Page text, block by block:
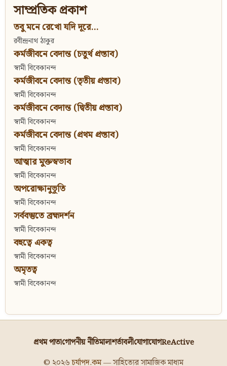
সাম্প্রতিক প্রকাশ
তবু মনে রেখো যদি দূরে...
রবীন্দ্রনাথ ঠাকুর
কর্মজীবনে বেদান্ত (চতুর্থ প্রস্তাব)
স্বামী বিবেকানন্দ
কর্মজীবনে বেদান্ত (তৃতীয় প্রস্তাব)
স্বামী বিবেকানন্দ
কর্মজীবনে বেদান্ত (দ্বিতীয় প্রস্তাব)
স্বামী বিবেকানন্দ
কর্মজীবনে বেদান্ত (প্রথম প্রস্তাব)
স্বামী বিবেকানন্দ
আত্মার মুক্তস্বভাব
স্বামী বিবেকানন্দ
অপরোক্ষানুভূতি
স্বামী বিবেকানন্দ
সর্ববস্তুতে ব্রহ্মদর্শন
স্বামী বিবেকানন্দ
বহুত্বে একত্ব
স্বামী বিবেকানন্দ
অমৃতত্ব
স্বামী বিবেকানন্দ
প্রথম পাতাগোপনীয় নীতিমালাশর্তাবলীযোগাযোগReActive
© ২০২৬চর্যাপদ.কম— সাহিত্যের সামাজিক মাধ্যম